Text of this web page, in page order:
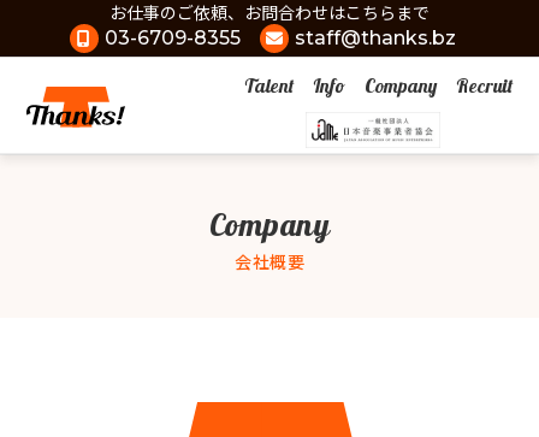
お仕事のご依頼、お問合わせはこちらまで
03-6709-8355 staff@thanks.bz
Talent Info Company Recruit
Company
会社概要